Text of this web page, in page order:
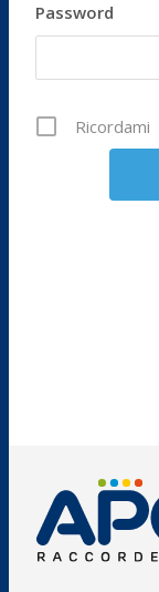
Password
Ricordami